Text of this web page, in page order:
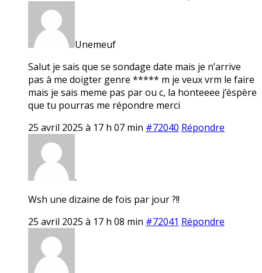
Unemeuf
Salut je sais que se sondage date mais je n’arrive
pas à me doigter genre ***** m je veux vrm le faire
mais je sais meme pas par ou c, la honteeee j’èspère
que tu pourras me répondre merci
25 avril 2025 à 17 h 07 min #72040 Répondre
.
Wsh une dizaine de fois par jour ?!!
25 avril 2025 à 17 h 08 min #72041 Répondre